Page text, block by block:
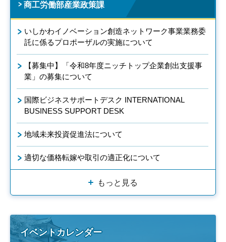
商工労働部産業政策課
いしかわイノベーション創造ネットワーク事業業務委
託に係るプロポーザルの実施について
【募集中】「令和8年度ニッチトップ企業創出支援事
業」の募集について
国際ビジネスサポートデスク INTERNATIONAL
BUSINESS SUPPORT DESK
地域未来投資促進法について
適切な価格転嫁や取引の適正化について
もっと見る
イベントカレンダー